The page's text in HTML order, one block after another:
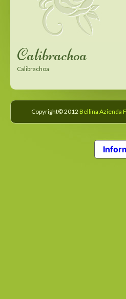
Calibrachoa
Calibrachoa
Copyright© 2012 Bellina Azienda